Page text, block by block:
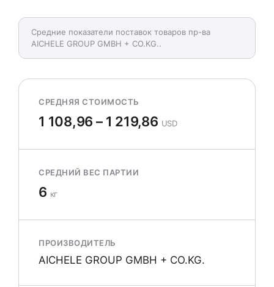
Средние показатели поставок товаров пр-ва
AICHELE GROUP GMBH + CO.KG..
СРЕДНЯЯ СТОИМОСТЬ
1 108,96 – 1 219,86 USD
СРЕДНИЙ ВЕС ПАРТИИ
6 кг
ПРОИЗВОДИТЕЛЬ
AICHELE GROUP GMBH + CO.KG.